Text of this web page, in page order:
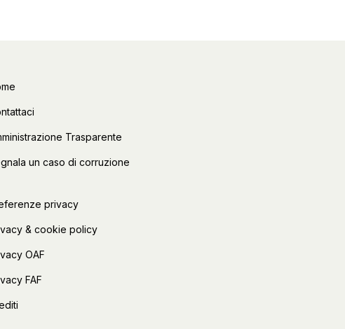
Trasparente
un caso di corruzione
privacy
& cookie policy
OAF
FAF